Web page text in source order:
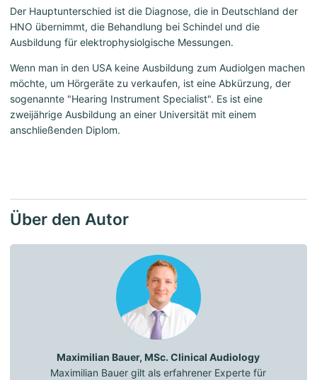
Der Hauptunterschied ist die Diagnose, die in Deutschland der
HNO übernimmt, die Behandlung bei Schindel und die
Ausbildung für elektrophysiolgische Messungen.
Wenn man in den USA keine Ausbildung zum Audiolgen machen
möchte, um Hörgeräte zu verkaufen, ist eine Abkürzung, der
sogenannte "Hearing Instrument Specialist". Es ist eine
zweijährige Ausbildung an einer Universität mit einem
anschließenden Diplom.
Über den Autor
Maximilian Bauer, MSc. Clinical Audiology
Maximilian Bauer gilt als erfahrener Experte für